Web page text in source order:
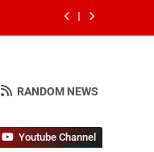
RANDOM NEWS
Youtube Channel